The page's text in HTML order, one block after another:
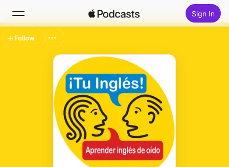
Sign In
Search
Top Charts
Follow